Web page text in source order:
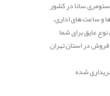
و ساعت های اداری،
عایق برای شما
فروش در استان تهران